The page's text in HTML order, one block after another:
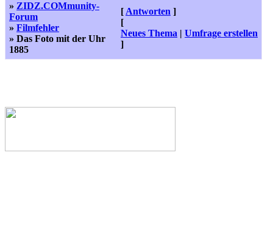
» ZIDZ.COMmunity-
Forum
» Filmfehler
» Das Foto mit der Uhr
1885
[ Antworten ]
[
Neues Thema | Umfrage erstellen
]